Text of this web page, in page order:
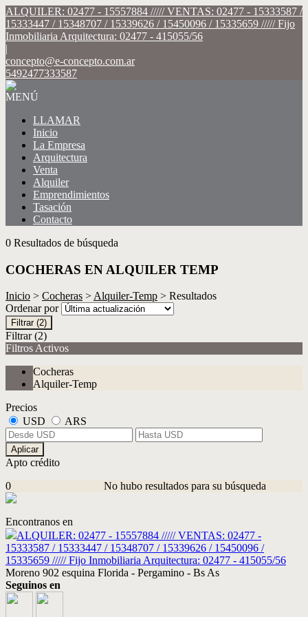
ALQUILER: 02477 - 15557884 ///// VENTAS: 02477 - 15333587 /
15333447 / 15348707 / 15339626 / 15450096 / 15335659 ///// Fijo
Inmobiliaria Arquitectura: 02477 - 415055/56
|
concepto@e-concepto.com.ar
5492477333587
MENÚ
LLAMAR
Inicio
La Empresa
Arquitectura
Venta
Alquiler
Emprendimientos
Tasación
Contacto
0 Resultados de búsqueda
COCHERAS EN ALQUILER TEMP
Inicio > Cocheras >Alquiler-Temp > Resultados
Ordenar por
Filtrar (2)
Filtrar (2)
Filtros Activos
Cocheras
Alquiler-Temp
Precios
USD
ARS
Aplicar
Apto crédito
No hubo resultados para su búsqueda
0
Encontranos en
ALQUILER: 02477 - 15557884 ///// VENTAS: 02477 -
15333587 / 15333447 / 15348707 / 15339626 / 15450096 /
15335659 ///// Fijo Inmobiliaria Arquitectura: 02477 - 415055/56
Moreno 902 esquina Florida - Pergamino - Bs As
Seguinos en